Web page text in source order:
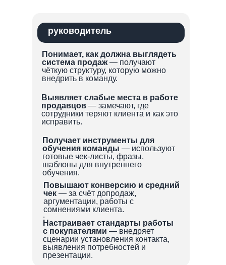
руководитель
Понимает, как должна выглядеть
система продаж— получают
чёткую структуру, которую можно
внедрить в команду.
Выявляет слабые места в работе
продавцов — замечают, где
сотрудники теряют клиента и как это
исправить.
Получает инструменты для
обучения команды — используют
готовые чек-листы, фразы,
шаблоны для внутреннего
обучения.
.
Настраивает стандарты работы
с покупателями — внедряет
сценарии установления контакта,
выявления потребностей и
презентации.
Повышают конверсию и средний
чек — за счёт допродаж,
аргументации, работы с
сомнениями клиента.